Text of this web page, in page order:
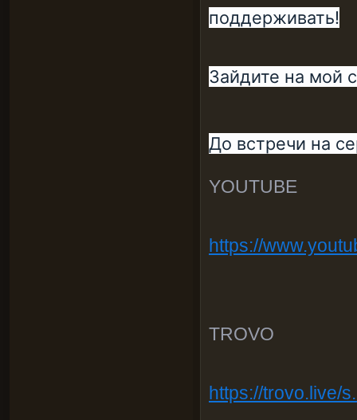
поддерживать!
Зайдите на мой
До встречи на
YOUTUBE
https://
TROVO
https://trovo.live/